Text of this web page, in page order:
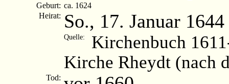
Geburt: ca. 1624
Heirat: So., 17. Januar 1644
Quelle:
Kirchenbuch
Kirche Rheydt (nach
Tod: